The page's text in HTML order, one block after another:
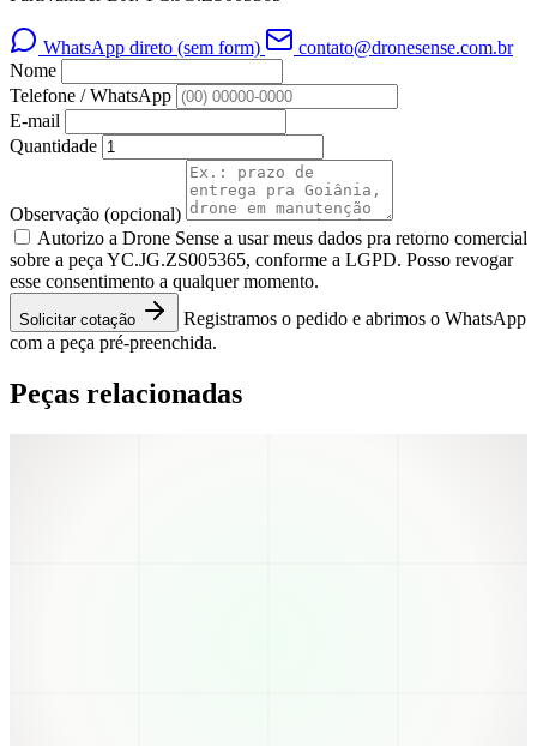
WhatsApp direto (sem form)
contato@dronesense.com.br
Nome
Telefone / WhatsApp
E-mail
Quantidade
Observação (opcional)
Autorizo a Drone Sense a usar meus dados pra retorno comercial
sobre a peça YC.JG.ZS005365, conforme a LGPD. Posso revogar
esse consentimento a qualquer momento.
Solicitar cotação
Registramos o pedido e abrimos o WhatsApp
com a peça pré-preenchida.
Peças relacionadas